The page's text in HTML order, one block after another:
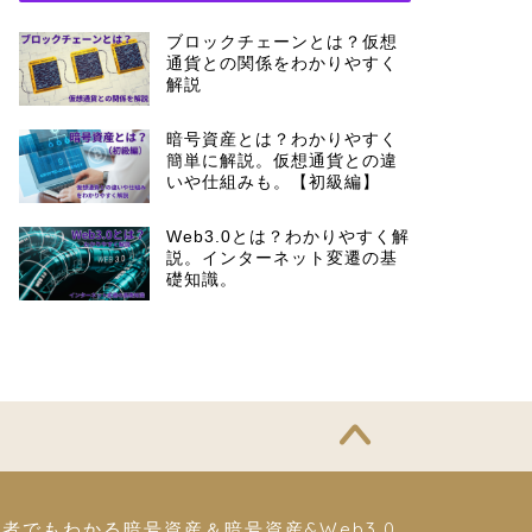
ブロックチェーンとは？仮想
通貨との関係をわかりやすく
解説
暗号資産とは？わかりやすく
簡単に解説。仮想通貨との違
いや仕組みも。【初級編】
Web3.0とは？わかりやすく解
説。インターネット変遷の基
礎知識。